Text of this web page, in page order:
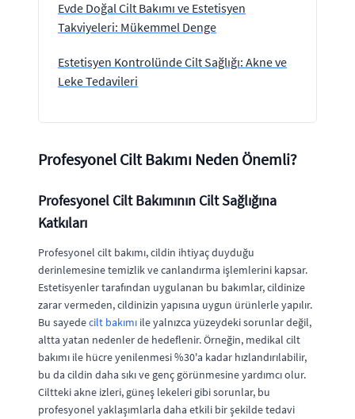
Evde Doğal Cilt Bakımı ve Estetisyen
Takviyeleri: Mükemmel Denge
Estetisyen Kontrolünde Cilt Sağlığı: Akne ve
Leke Tedavileri
Profesyonel Cilt Bakımı Neden Önemli?
Profesyonel Cilt Bakımının Cilt Sağlığına
Katkıları
Profesyonel cilt bakımı, cildin ihtiyaç duyduğu
derinlemesine temizlik ve canlandırma işlemlerini kapsar.
Estetisyenler tarafından uygulanan bu bakımlar, cildinize
zarar vermeden, cildinizin yapısına uygun ürünlerle yapılır.
Bu sayedecilt bakımı ile yalnızca yüzeydeki sorunlar değil,
altta yatan nedenler de hedeflenir. Örneğin, medikal cilt
bakımı ile hücre yenilenmesi %30'a kadar hızlandırılabilir,
bu da cildin daha sıkı ve genç görünmesine yardımcı olur.
Ciltteki akne izleri, güneş lekeleri gibi sorunlar, bu
profesyonel yaklaşımlarla daha etkili bir şekilde tedavi